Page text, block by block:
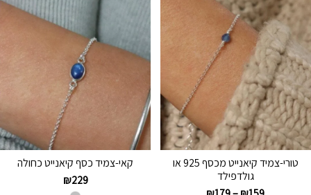
טורי-צמיד קיאנייט מכסף 925 או
גולדפילד
קאי-צמיד כסף קיאנייט כחולה
₪229